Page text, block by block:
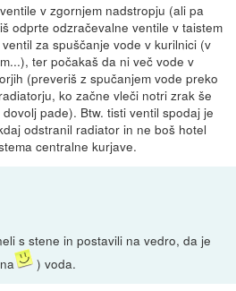
v zgornjem nadstropju (ali pa
odprte odzračevalne ventile v taistem
za spuščanje vode v kurilnici (v
ter počakaš da ni več vode v
(preveriš z spučanjem vode preko
ko začne vleči notri zrak še
pade). Btw. tisti ventil spodaj je
odstranil radiator in ne boš hotel
centralne kurjave.
s stene in postavili na vedro, da je
) voda.